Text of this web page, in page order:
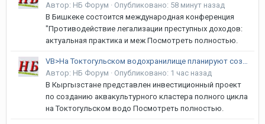
Автор: НБ Форум · Опубликовано: 58 минут назад
В Бишкеке состоится международная конференция
"Противодействие легализации преступных доходов:
актуальная практика и меж Посмотреть полностью.
VB>На Токтогульском водохранилище планируют создать аквакультурный кластер
Автор: НБ Форум · Опубликовано: 1 час назад
В Кыргызстане представлен инвестиционный проект
по созданию аквакультурного кластера полного цикла
на Токтогульском водо Посмотреть полностью.